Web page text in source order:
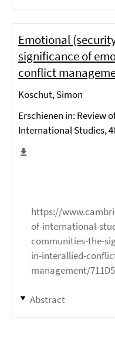
Emotional
significance of
conflict
Koschut, Simon
Erschienen in: Review
International Studies,
https://
of-international-
communities-the-
in-interallied-
management/
Abstract